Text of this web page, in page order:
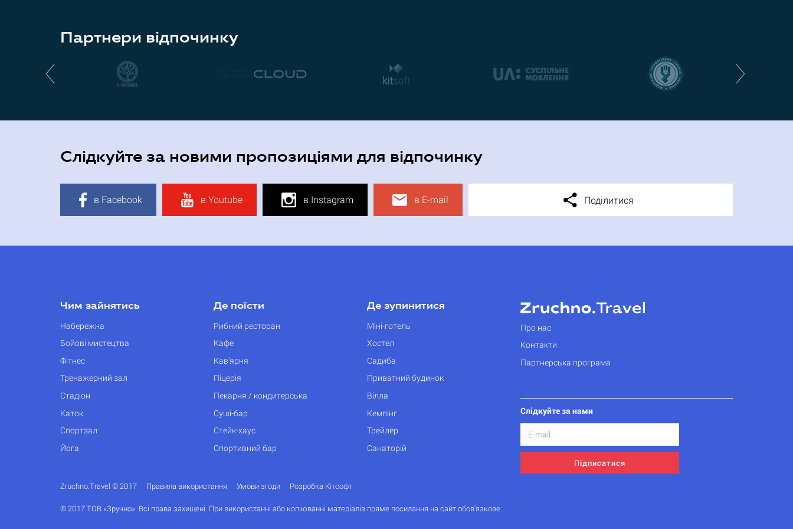
Партнери відпочинку
Слідкуйте за новими пропозиціями для відпочинку
в Facebook в Youtube в Instagram в E-mail Поділитися
Чим зайнятись
Набережна
Бойові мистецтва
Фітнес
Тренажерний зал
Стадіон
Каток
Спортзал
Йога
Де поїсти
Рибний ресторан
Кафе
Кав’ярня
Піцерія
Пекарня / кондитерська
Суші-бар
Стейк-хаус
Спортивний бар
Де зупинитися
Міні-готель
Хостел
Садиба
Приватний будинок
Вілла
Кемпінг
Трейлер
Санаторій
Про нас
Контакти
Партнерська програма
Слідкуйте за нами
Підписатися
Zruchno.Travel © 2017 Правила використання Умови згоди Розробка Кітсофт
© 2017 ТОВ «Зручно». Всі права захищені. При використанні або копіюванні матеріалів пряме посилання на сайт обов'язкове.